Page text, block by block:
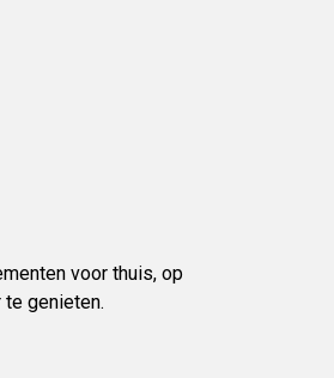
voor thuis, op
genieten.